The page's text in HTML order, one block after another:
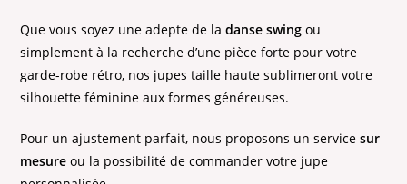
Que vous soyez une adepte de ladanse swing ou
simplement à la recherche d’une pièce forte pour votre
garde-robe rétro, nos jupes taille haute sublimeront votre
silhouette féminine aux formes généreuses.
Pour un ajustement parfait, nous proposons un servicesur
mesure ou la possibilité de commander votre jupe